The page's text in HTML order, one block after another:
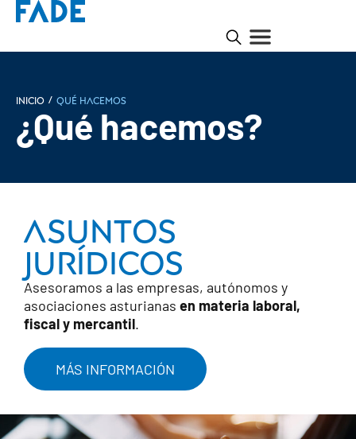
INICIO / Qué hacemos
¿Qué hacemos?
ASUNTOS
JURÍDICOS
Asesoramos a las empresas, autónomos y
asociaciones asturianas en materia laboral,
fiscal y mercantil.
MÁS INFORMACIÓN